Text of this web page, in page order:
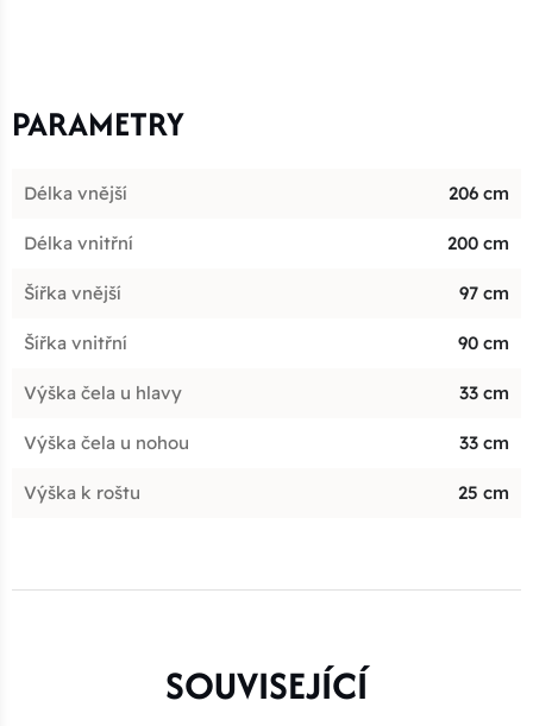
PARAMETRY
Délka vnější 206 cm
Délka vnitřní 200 cm
Šířka vnější 97 cm
Šířka vnitřní 90 cm
Výška čela u hlavy 33 cm
Výška čela u nohou 33 cm
Výška k roštu 25 cm
SOUVISEJÍCÍ